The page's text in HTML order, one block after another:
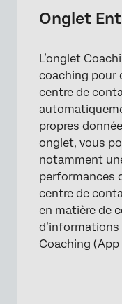
Onglet
L’onglet
coaching pour
centre de
propres
onglet, vous
notamment
performances
centre de
en matière de
Coaching